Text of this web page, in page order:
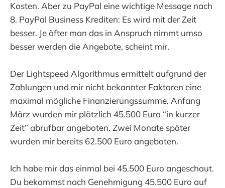
Kosten. Aber zu PayPal eine wichtige Message nach
8. PayPal Business Krediten: Es wird mit der Zeit
besser. Je öfter man das in Anspruch nimmt umso
besser werden die Angebote, scheint mir.
Der Lightspeed Algorithmus ermittelt aufgrund der
Zahlungen und mir nicht bekannter Faktoren eine
maximal mögliche Finanzierungssumme. Anfang
März wurden mir plötzlich 45.500 Euro “in kurzer
Zeit” abrufbar angeboten. Zwei Monate später
wurden mir bereits 62.500 Euro angeboten.
Ich habe mir das einmal bei 45.500 Euro angeschaut.
Du bekommst nach Genehmigung 45.500 Euro auf